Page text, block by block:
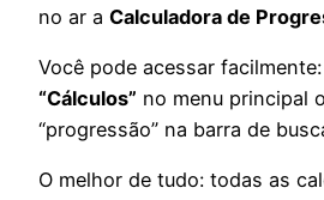
no ar a Calculadora de
Você pode acessar
“Cálculos” no menu principal
“progressão” na barra de
O melhor de tudo: todas as